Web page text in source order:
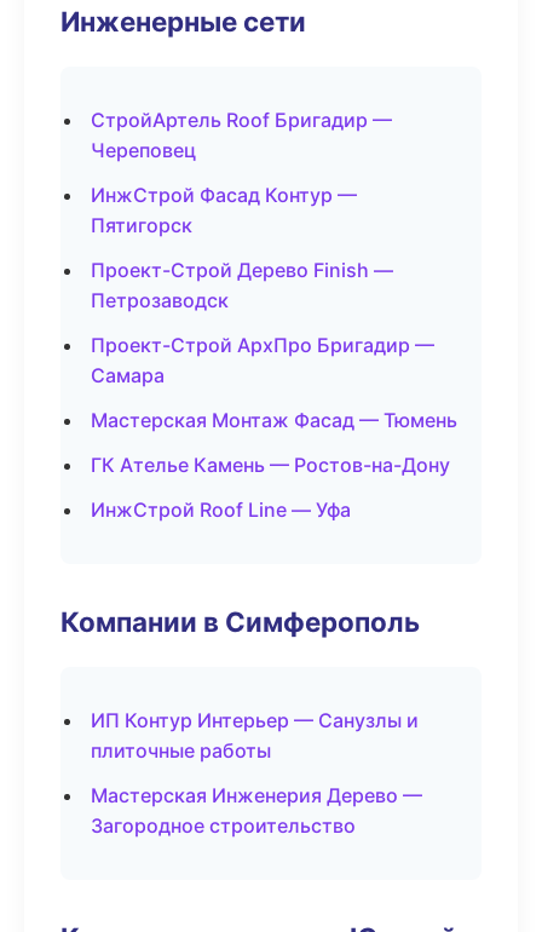
Инженерные сети
СтройАртель Roof Бригадир —
Череповец
ИнжСтрой Фасад Контур —
Пятигорск
Проект-Строй Дерево Finish —
Петрозаводск
Проект-Строй АрхПро Бригадир —
Самара
Мастерская Монтаж Фасад — Тюмень
ГК Ателье Камень — Ростов-на-Дону
ИнжСтрой Roof Line — Уфа
Компании в Симферополь
ИП Контур Интерьер — Санузлы и
плиточные работы
Мастерская Инженерия Дерево —
Загородное строительство